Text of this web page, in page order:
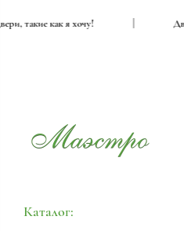
Двери, такие как я хочу!
Каталог: